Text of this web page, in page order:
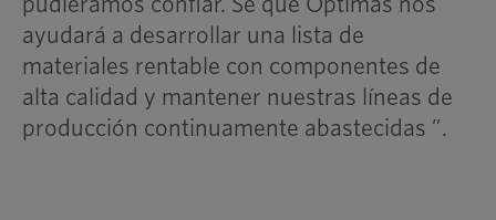
ayudará a desarrollar una lista de
materiales rentable con componentes de
alta calidad y mantener nuestras líneas de
producción continuamente abastecidas ”.